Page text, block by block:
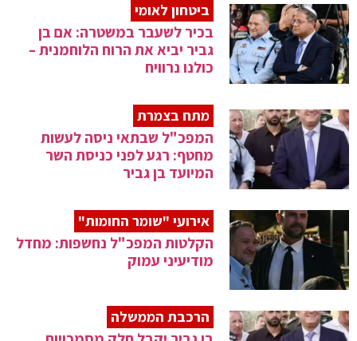
ביטחון לאומי
בכיר לשעבר במשטרה: אם בן
גביר יביא את הרוח הלוחמנית –
כולנו נרוויח
מתח בצמרת
המפכ"ל שבתאי ניסה לעשות
מחטף: רגע לפני כניסת השר
המיועד בן גביר
אירועי "שומר החומות"
הקלטות המפכ"ל נחשפות: מחדל
מודיעיני עמוק
הרכבת הממשלה